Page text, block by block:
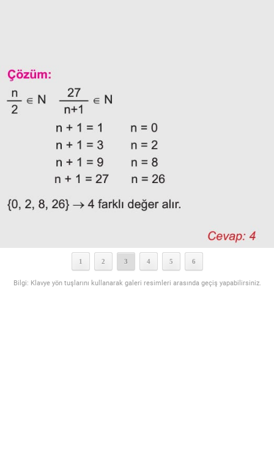
1 2 3 4 5 6
Bilgi: Klavye yön tuşlarını kullanarak galeri resimleri arasında geçiş yapabilirsiniz.